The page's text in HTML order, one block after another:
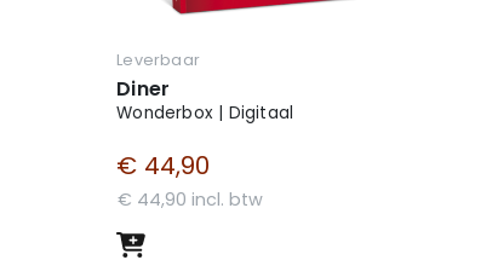
Leverbaar
Diner
Wonderbox | Digitaal
€ 44,90
€ 44,90 incl. btw